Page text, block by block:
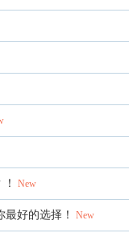
New
好的选择！ New